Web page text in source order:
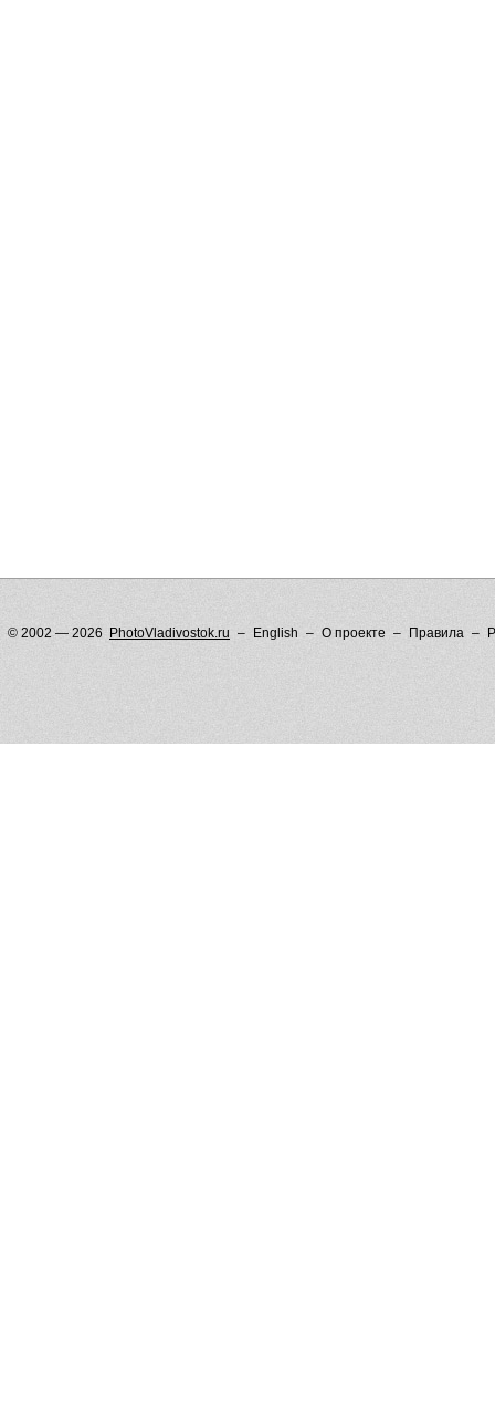
© 2002 — 2026 PhotoVladivostok.ru English О проекте Правила